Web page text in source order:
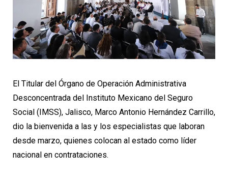
El Titular del Órgano de Operación Administrativa
Desconcentrada del Instituto Mexicano del Seguro
Social (IMSS), Jalisco, Marco Antonio Hernández Carrillo,
dio la bienvenida a las y los especialistas que laboran
desde marzo, quienes colocan al estado como líder
nacional en contrataciones.